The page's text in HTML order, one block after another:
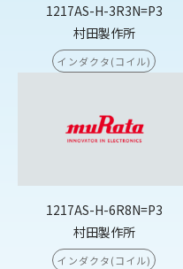
1217AS-H-3R3N=P3
村田製作所
インダクタ(コイル)
1217AS-H-6R8N=P3
村田製作所
インダクタ(コイル)